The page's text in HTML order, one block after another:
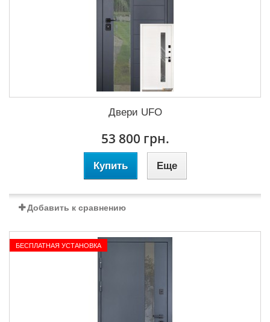
Двери UFO
53 800 грн.
Купить Еще
Добавить к сравнению
БЕСПЛАТНАЯ УСТАНОВКА